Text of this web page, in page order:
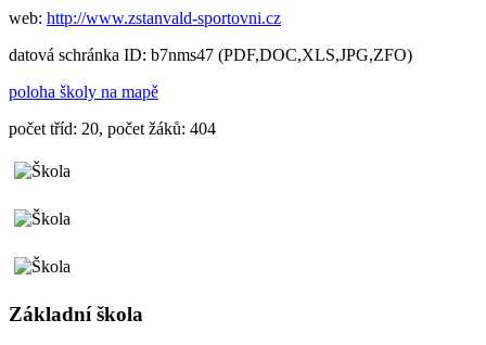
web: http://www.zstanvald-sportovni.cz
datová schránka ID: b7nms47 (PDF,DOC,XLS,JPG,ZFO)
poloha školy na mapě
počet tříd: 20, počet žáků: 404
Základní škola